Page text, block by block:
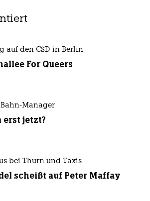
auf den CSD in Berlin
For Queers
Manager
erst jetzt?
bei Thurn und Taxis
scheißt auf Peter Maffay